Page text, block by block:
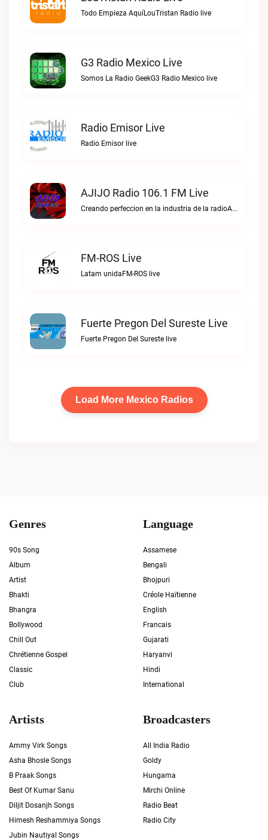
Todo Empieza AquíLouTristan Radio live
G3 Radio Mexico Live
Somos La Radio GeekG3 Radio Mexico live
Radio Emisor Live
Radio Emisor live
AJIJO Radio 106.1 FM Live
Creando perfeccion en la industria de la radioAJIJO Radio 106.1 FM live
FM-ROS Live
Latam unidaFM-ROS live
Fuerte Pregon Del Sureste Live
Fuerte Pregon Del Sureste live
Load More Mexico Radios
Genres
90s Song
Album
Artist
Bhakti
Bhangra
Bollywood
Chill Out
Chrétienne Gospel
Classic
Club
Language
Assamese
Bengali
Bhojpuri
Créole Haïtienne
English
Francais
Gujarati
Haryanvi
Hindi
International
Artists
Ammy Virk Songs
Asha Bhosle Songs
B Praak Songs
Best Of Kumar Sanu
Diljit Dosanjh Songs
Himesh Reshammiya Songs
Jubin Nautiyal Songs
Broadcasters
All India Radio
Goldy
Hungama
Mirchi Online
Radio Beat
Radio City